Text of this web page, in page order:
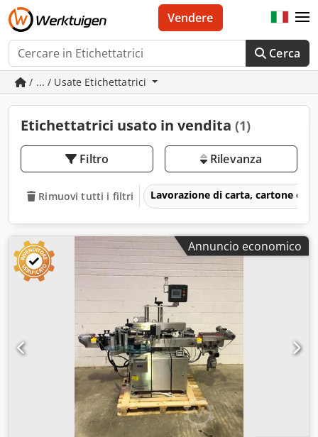
Cerca
Vendere
/ ... / Usate Etichettatrici
Etichettatrici usato in vendita (1)
Filtro Rilevanza
Rimuovi tutti i filtri Lavorazione di carta, cartone e
Annuncio economico